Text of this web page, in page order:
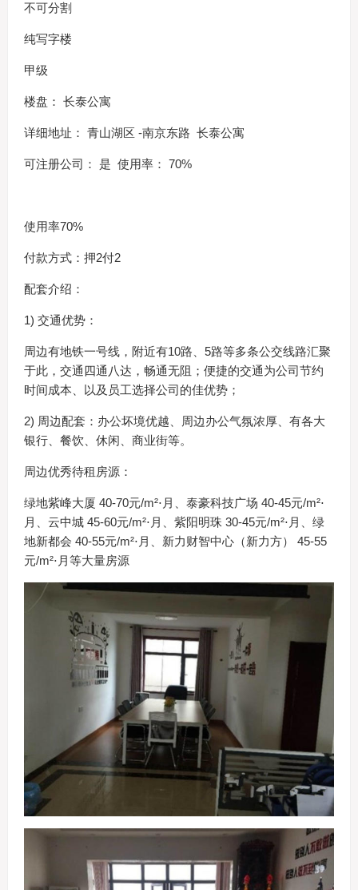
不可分割
纯写字楼
甲级
楼盘： 长泰公寓
详细地址： 青山湖区 -南京东路 长泰公寓
可注册公司： 是 使用率： 70%
使用率70%
付款方式：押2付2
配套介绍：
1) 交通优势：
周边有地铁一号线，附近有10路、5路等多条公交线路汇聚
于此，交通四通八达，畅通无阻；便捷的交通为公司节约
时间成本、以及员工选择公司的佳优势；
2) 周边配套：办公坏境优越、周边办公气氛浓厚、有各大
银行、餐饮、休闲、商业街等。
周边优秀待租房源：
绿地紫峰大厦 40-70元/m²⋅月、泰豪科技广场 40-45元/m²⋅
月、云中城 45-60元/m²⋅月、紫阳明珠 30-45元/m²⋅月、绿
地新都会 40-55元/m²⋅月、新力财智中心（新力方） 45-55
元/m²⋅月等大量房源